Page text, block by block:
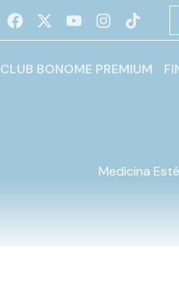
CLUB BONOME PREMIUM
Medicina